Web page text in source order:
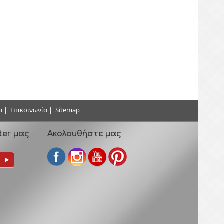
| Επικοινωνία | Sitemap
μας Ακολουθήστε μας